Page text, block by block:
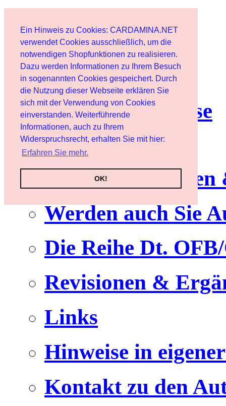
Ein Hinweis zu Cookies: CARDAMINA.NET
verwendet Cookies ausschließlich, um die
notwendigen Shopfunktionen zu realisieren.
Dazu werden Informationen zu Ihrem Besuch
in sogenannten Cookies gespeichert. Durch
die Nutzung dieser Webseite erklären Sie
sich mit der Verwendung von Cookies
einverstanden. Weiterführende
Informationen, auch zu Ihrem
Widerspruchsrecht, erhalten Sie mit hier:
Erfahren Sie mehr.
OK!
Benutzer
Newsletter
Nutzungshinweise
Service
Werden auch Sie
Die Reihe Dt.
Revisionen &
Links
Hinweise in
Kontakt zu den